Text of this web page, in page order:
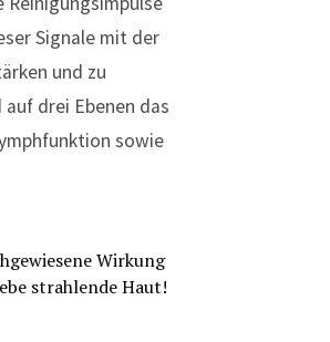
Signale mit der
und zu
drei Ebenen das
sowie